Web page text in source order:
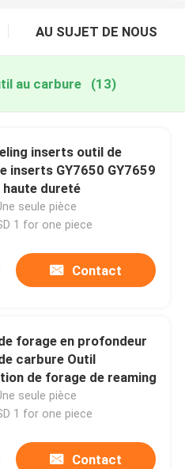
AU SUJET DE NOUS
au carbure (13)
inserts outil de
inserts GY7650 GY7659
haute dureté
seule pièce
1 for one piece
Contact
forage en profondeur
carbure Outil
de forage de reaming
seule pièce
1 for one piece
Contact